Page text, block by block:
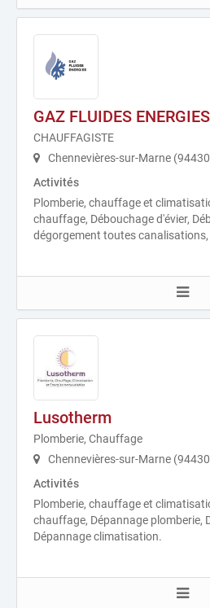
GAZ FLUIDES ENERGIES
CHAUFFAGISTE
Chennevières-sur-Marne
Activités
Plomberie, chauffage et
chauffage, Débouchage d'évier,
dégorgement toutes
Lusotherm
Plomberie, Chauffage
Chennevières-sur-Marne
Activités
Plomberie, chauffage et
chauffage, Dépannage plomberie,
Dépannage climatisation.